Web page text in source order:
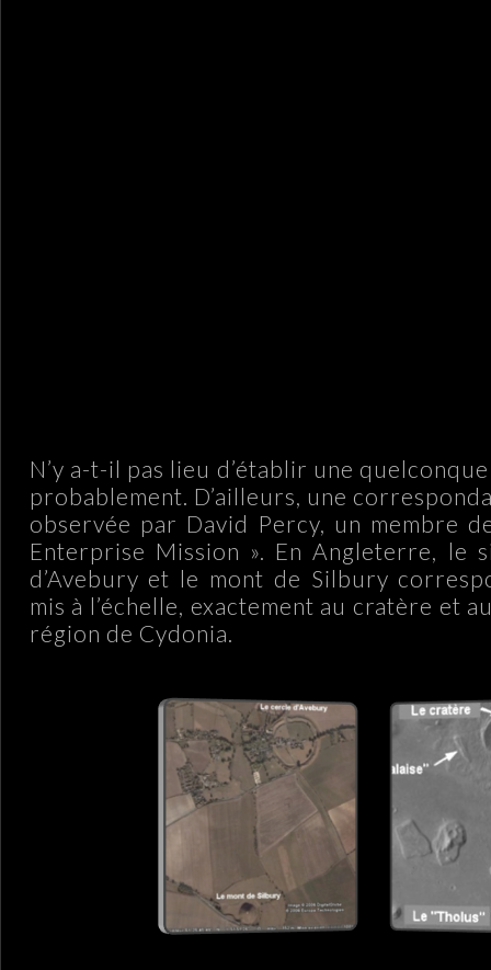
N’y a-t-il pas lieu d’établir une
probablement. D’ailleurs, une
observée par David Percy, un membre
Enterprise Mission ». En Angleterre, le
d’Avebury et le mont de Silbury
mis à l’échelle, exactement au cratère et
région de Cydonia.